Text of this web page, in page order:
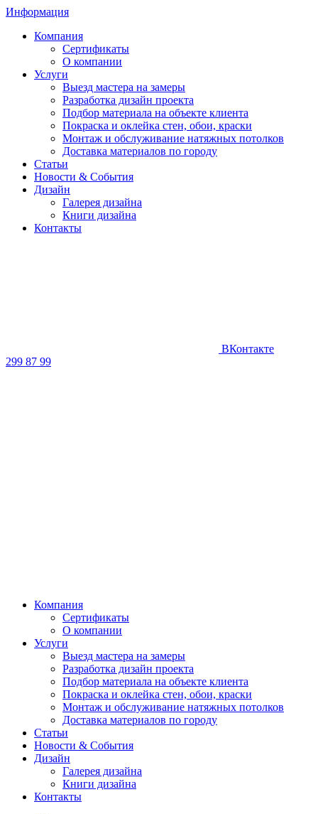
Информация
Компания
Сертификаты
О компании
Услуги
Выезд мастера на замеры
Разработка дизайн проекта
Подбор материала на объекте клиента
Покраска и оклейка стен, обои, краски
Монтаж и обслуживание натяжных потолков
Доставка материалов по городу
Статьи
Новости & События
Дизайн
Галерея дизайна
Книги дизайна
Контакты
ВКонтакте
299 87 99
Компания
Сертификаты
О компании
Услуги
Выезд мастера на замеры
Разработка дизайн проекта
Подбор материала на объекте клиента
Покраска и оклейка стен, обои, краски
Монтаж и обслуживание натяжных потолков
Доставка материалов по городу
Статьи
Новости & События
Дизайн
Галерея дизайна
Книги дизайна
Контакты